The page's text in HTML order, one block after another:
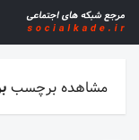
مشاهده برچسب